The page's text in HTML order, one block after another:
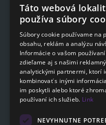
Podat
Podat
Otázky
Táto webová
používa súbory
Súbory cookie používame na
obsahu, reklám a analýzu
Informácie o vašom
zdieľame aj s našimi
analytickými partnermi, ktorí
kombinovať s inými
im poskytli alebo ktoré
používaní ich služieb. Link
NEVYHNUTNE